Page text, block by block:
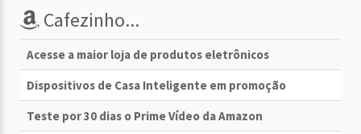
Cafezinho...
Acesse a maior loja de produtos eletrônicos
Dispositivos de Casa Inteligente em promoção
Teste por 30 dias o Prime Vídeo da Amazon